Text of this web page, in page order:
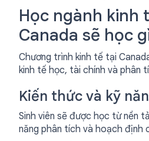
Học ngành kinh
Canada sẽ học
Chương trình kinh tế tại
kinh tế học, tài chính và phân
Kiến thức và kỹ
Sinh viên sẽ được học từ nền
năng phân tích và hoạch định